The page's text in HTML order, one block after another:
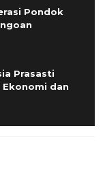
Pondok
Prasasti
dan